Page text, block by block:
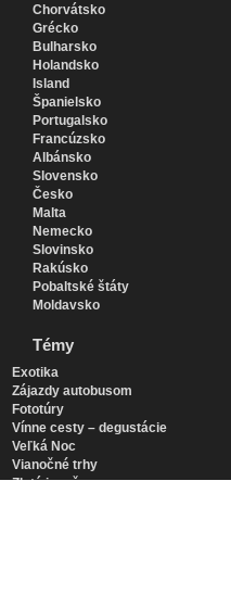
Chorvátsko
Grécko
Bulharsko
Holandsko
Island
Španielsko
Portugalsko
Francúzsko
Albánsko
Slovensko
Česko
Malta
Nemecko
Slovinsko
Rakúsko
Pobaltské štáty
Moldavsko
Témy
Exotika
Zájazdy autobusom
Fototúry
Vínne cesty – degustácie
Veľká Noc
Vianočné trhy
Zlatá jeseň